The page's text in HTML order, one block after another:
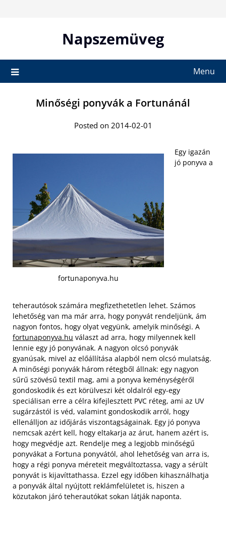
Napszemüveg
Menu
Minőségi ponyvák a Fortunánál
Posted on 2014-02-01
fortunaponyva.hu
Egy igazán
jó ponyva a
teherautósok számára megfizethetetlen lehet. Számos
lehetőség van ma már arra, hogy ponyvát rendeljünk, ám
nagyon fontos, hogy olyat vegyünk, amelyik minőségi. A
fortunaponyva.hu választ ad arra, hogy milyennek kell
lennie egy jó ponyvának. A nagyon olcsó ponyvák
gyanúsak, mivel az előállítása alapból nem olcsó mulatság.
A minőségi ponyvák három rétegből állnak: egy nagyon
sűrű szövésű textil mag, ami a ponyva keménységéről
gondoskodik és ezt körülveszi két oldalról egy-egy
speciálisan erre a célra kifejlesztett PVC réteg, ami az UV
sugárzástól is véd, valamint gondoskodik arról, hogy
ellenálljon az időjárás viszontagságainak. Egy jó ponyva
nemcsak azért kell, hogy eltakarja az árut, hanem azért is,
hogy megvédje azt. Rendelje meg a legjobb minőségű
ponyvákat a Fortuna ponyvától, ahol lehetőség van arra is,
hogy a régi ponyva méreteit megváltoztassa, vagy a sérült
ponyvát is kijavíttathassa. Ezzel egy időben kihasználhatja
a ponyvák által nyújtott reklámfelületet is, hiszen a
közutakon járó teherautókat sokan látják naponta.